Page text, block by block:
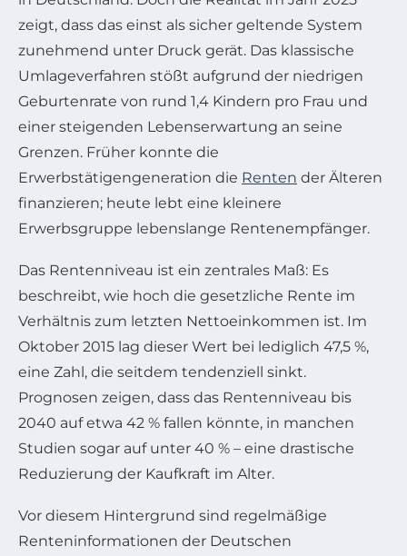
zeigt, dass das einst als sicher geltende System
zunehmend unter Druck gerät. Das klassische
Umlageverfahren stößt aufgrund der niedrigen
Geburtenrate von rund 1,4 Kindern pro Frau und
einer steigenden Lebenserwartung an seine
Grenzen. Früher konnte die
Erwerbstätigengeneration die Renten der Älteren
finanzieren; heute lebt eine kleinere
Erwerbsgruppe lebenslange Rentenempfänger.
Das Rentenniveau ist ein zentrales Maß: Es
beschreibt, wie hoch die gesetzliche Rente im
Verhältnis zum letzten Nettoeinkommen ist. Im
Oktober 2015 lag dieser Wert bei lediglich 47,5 %,
eine Zahl, die seitdem tendenziell sinkt.
Prognosen zeigen, dass das Rentenniveau bis
2040 auf etwa 42 % fallen könnte, in manchen
Studien sogar auf unter 40 % – eine drastische
Reduzierung der Kaufkraft im Alter.
Vor diesem Hintergrund sind regelmäßige
Renteninformationen der Deutschen